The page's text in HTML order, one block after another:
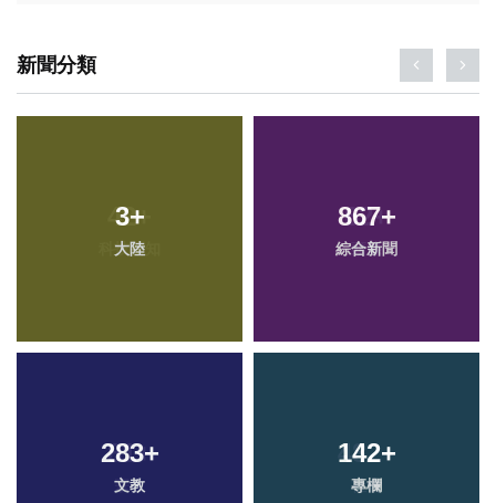
新聞分類
3+
大陸
867+
綜合新聞
283+
文教
142+
專欄